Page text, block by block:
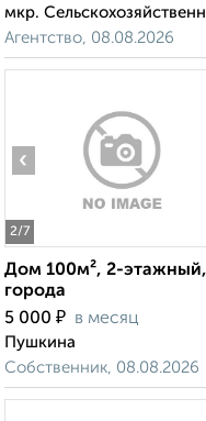
мкр.
Агентство, 08.08.2026
2/7
‹
Дом 100м², 2-
города
5 000 ₽ в месяц
Пушкина
Собственник, 08.08.2026